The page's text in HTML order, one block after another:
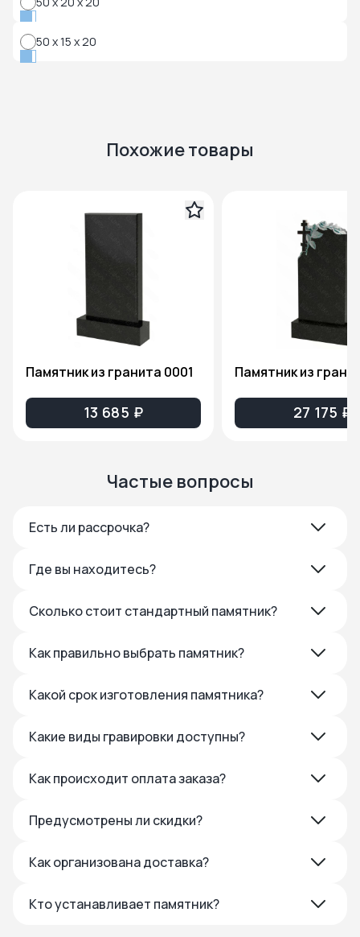
50 x 15 x 20
Похожие товары
Памятник из гранита 0001
13 685 ₽ 27 175 ₽
Частые вопросы
Есть ли рассрочка?
Где вы находитесь?
Сколько стоит стандартный памятник?
Как правильно выбрать памятник?
Какой срок изготовления памятника?
Какие виды гравировки доступны?
Как происходит оплата заказа?
Предусмотрены ли скидки?
Как организована доставка?
Кто устанавливает памятник?